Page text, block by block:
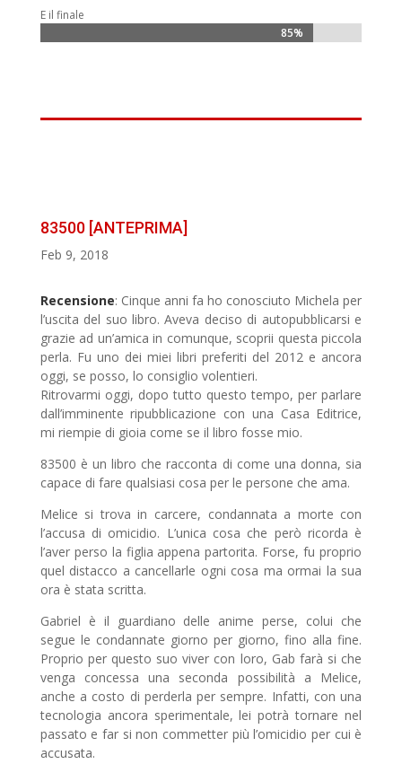
E il finale
85%
85%
83500 [ANTEPRIMA]
Feb 9, 2018
Recensione: Cinque anni fa ho conosciuto Michela per
l’uscita del suo libro. Aveva deciso di autopubblicarsi e
grazie ad un’amica in comunque, scoprii questa piccola
perla. Fu uno dei miei libri preferiti del 2012 e ancora
oggi, se posso, lo consiglio volentieri.
Ritrovarmi oggi, dopo tutto questo tempo, per parlare
dall’imminente ripubblicazione con una Casa Editrice,
mi riempie di gioia come se il libro fosse mio.
83500 è un libro che racconta di come una donna, sia
capace di fare qualsiasi cosa per le persone che ama.
Melice si trova in carcere, condannata a morte con
l’accusa di omicidio. L’unica cosa che però ricorda è
l’aver perso la figlia appena partorita. Forse, fu proprio
quel distacco a cancellarle ogni cosa ma ormai la sua
ora è stata scritta.
Gabriel è il guardiano delle anime perse, colui che
segue le condannate giorno per giorno, fino alla fine.
Proprio per questo suo viver con loro, Gab farà si che
venga concessa una seconda possibilità a Melice,
anche a costo di perderla per sempre. Infatti, con una
tecnologia ancora sperimentale, lei potrà tornare nel
passato e far si non commetter più l’omicidio per cui è
accusata.